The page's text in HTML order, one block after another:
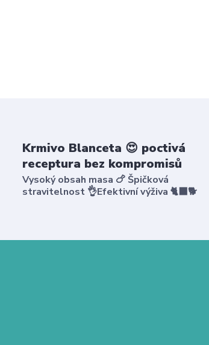
Krmivo Blanceta 😍 poctivá
receptura bez kompromisů
Vysoký obsah masa 🍗 Špičková
stravitelnost 👌Efektivní výživa 🐈‍⬛🐕